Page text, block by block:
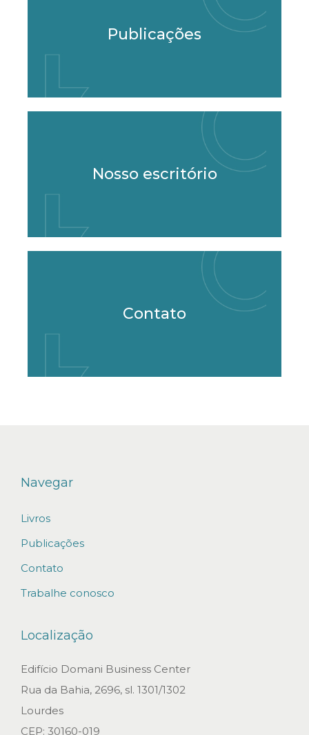
Publicações
Nosso escritório
Contato
Navegar
Livros
Publicações
Contato
Trabalhe conosco
Localização
Edifício Domani Business Center
Rua da Bahia, 2696, sl. 1301/1302
Lourdes
CEP: 30160-019